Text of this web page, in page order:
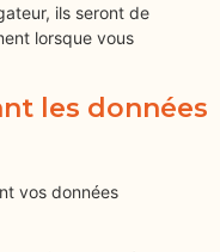
ils seront de
lorsque vous
les données
vos données